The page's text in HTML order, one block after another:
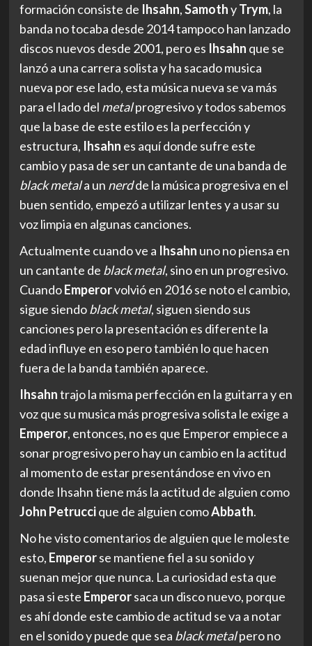
formación consiste de Ihsahn,SamothyTrym, la
banda no tocaba desde 2014 tampoco han lanzado
discos nuevos desde 2001, pero es Ihsahn que se
lanzó a una carrera solista y ha sacado musica
nueva por ese lado, esta música nueva se va más
para el lado del metalprogresivo y todos sabemos
que la base de este estilo es la perfección y
estructura, Ihsahn es aquí donde sufre este
cambio y pasa de ser un cantante de una banda de
black metala un nerdde la música progresiva en el
buen sentido, empezó a utilizar lentes y a usar su
voz limpia en algunas canciones.
Actualmente cuando ve a Ihsahn uno no piensa en
un cantante de black metal, sino en un progresivo.
CuandoEmperorvolvió en 2016 se noto el cambio,
sigue siendoblack metal, siguen siendo sus
canciones pero la presentación es diferente la
edad influye en eso pero también lo que hacen
fuera de la banda también aparece.
Ihsahntrajo la misma perfección en la guitarra y en
voz que su musica más progresiva solista le exige a
Emperor, entonces, no es que Emperor empiece a
sonar progresivo pero hay un cambio en la actitud
al momento de estar presentándose en vivo en
donde Ihsahn tiene más la actitud de alguien como
John Petruccique de alguien comoAbbath.
No he visto comentarios de alguien que le moleste
esto, Emperorse mantiene fiel a su sonido y
suenan mejor que nunca. La curiosidad esta que
pasa si este Emperorsaca un disco nuevo, porque
es ahí donde este cambio de actitud se va a notar
en el sonido y puede que sea black metalpero no